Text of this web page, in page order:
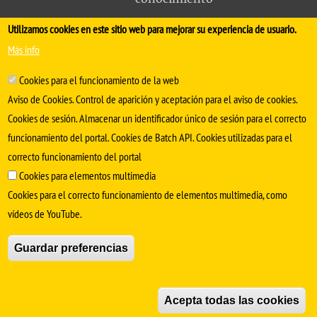
FACULTAD DE MEDICINA
Conserjería:954 55 98 30- Secretaría .facmedinfo@us.es
SÍGUENOS EN
© Copyright 2022 Universidad de Sevilla
Utilizamos cookies en este sitio web para mejorar su experiencia de usuario.
Más info
Cookies para el funcionamiento de la web
Aviso de Cookies. Control de aparición y aceptación para el aviso de cookies.
Cookies de sesión. Almacenar un identificador único de sesión para el correcto
funcionamiento del portal. Cookies de Batch API. Cookies utilizadas para el
correcto funcionamiento del portal
Cookies para elementos multimedia
Cookies para el correcto funcionamiento de elementos multimedia, como
vídeos de YouTube.
Guardar preferencias
Acepta todas las cookies